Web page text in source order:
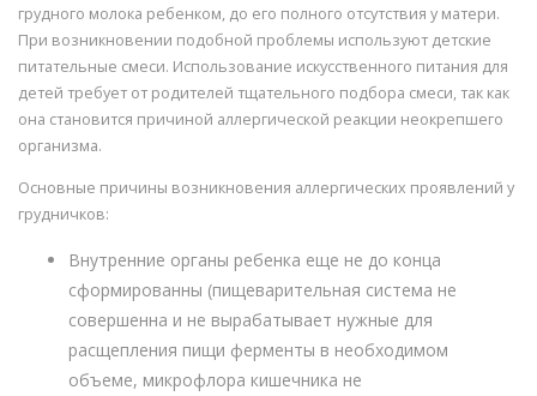
грудного молока ребенком, до его полного отсутствия у матери.
При возникновении подобной проблемы используют детские
питательные смеси. Использование искусственного питания для
детей требует от родителей тщательного подбора смеси, так как
она становится причиной аллергической реакции неокрепшего
организма.
Основные причины возникновения аллергических проявлений у
грудничков:
Внутренние органы ребенка еще не до конца
сформированны (пищеварительная система не
совершенна и не вырабатывает нужные для
расщепления пищи ферменты в необходимом
объеме, микрофлора кишечника не